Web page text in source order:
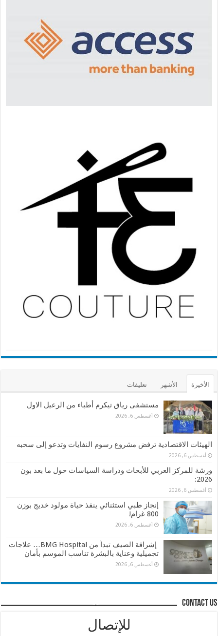
الأخيرة الأشهر تعليقات
مستشفى رياق تيكرم أطباء من الرعيل الاول
أغسطس 6, 2026
الهيئات الاقتصادية ترفض مشروع رسوم النفايات وتدعو إلى سحبه
أغسطس 6, 2026
ورشة للمركز العربي للأبحاث ودراسة السياسات حول ما بعد بون
2026:
أغسطس 6, 2026
إنجاز طبي استثنائي ينقذ حياة مولود خديج بوزن
800 غرام!
أغسطس 6, 2026
إشراقة الصيف تبدأ من BMG Hospital… علاجات
تجميلية وعناية بالبشرة تناسب الموسم بأمان
أغسطس 6, 2026
contact us
للإتصال